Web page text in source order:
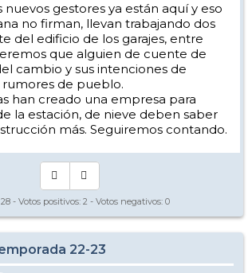
nuevos gestores ya están aquí y eso
no firman, llevan trabajando dos
del edificio de los garajes, entre
que alguien de cuente de
cambio y sus intenciones de
de pueblo.
han creado una empresa para
la estación, de nieve deben saber
más. Seguiremos contando.
28 - Votos positivos: 2 - Votos negativos: 0
22-23